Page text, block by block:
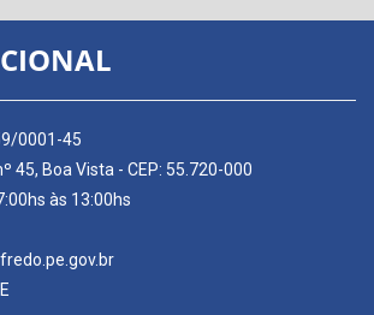
0001-45
45, Boa Vista - CEP: 55.720-000
às 13:00hs